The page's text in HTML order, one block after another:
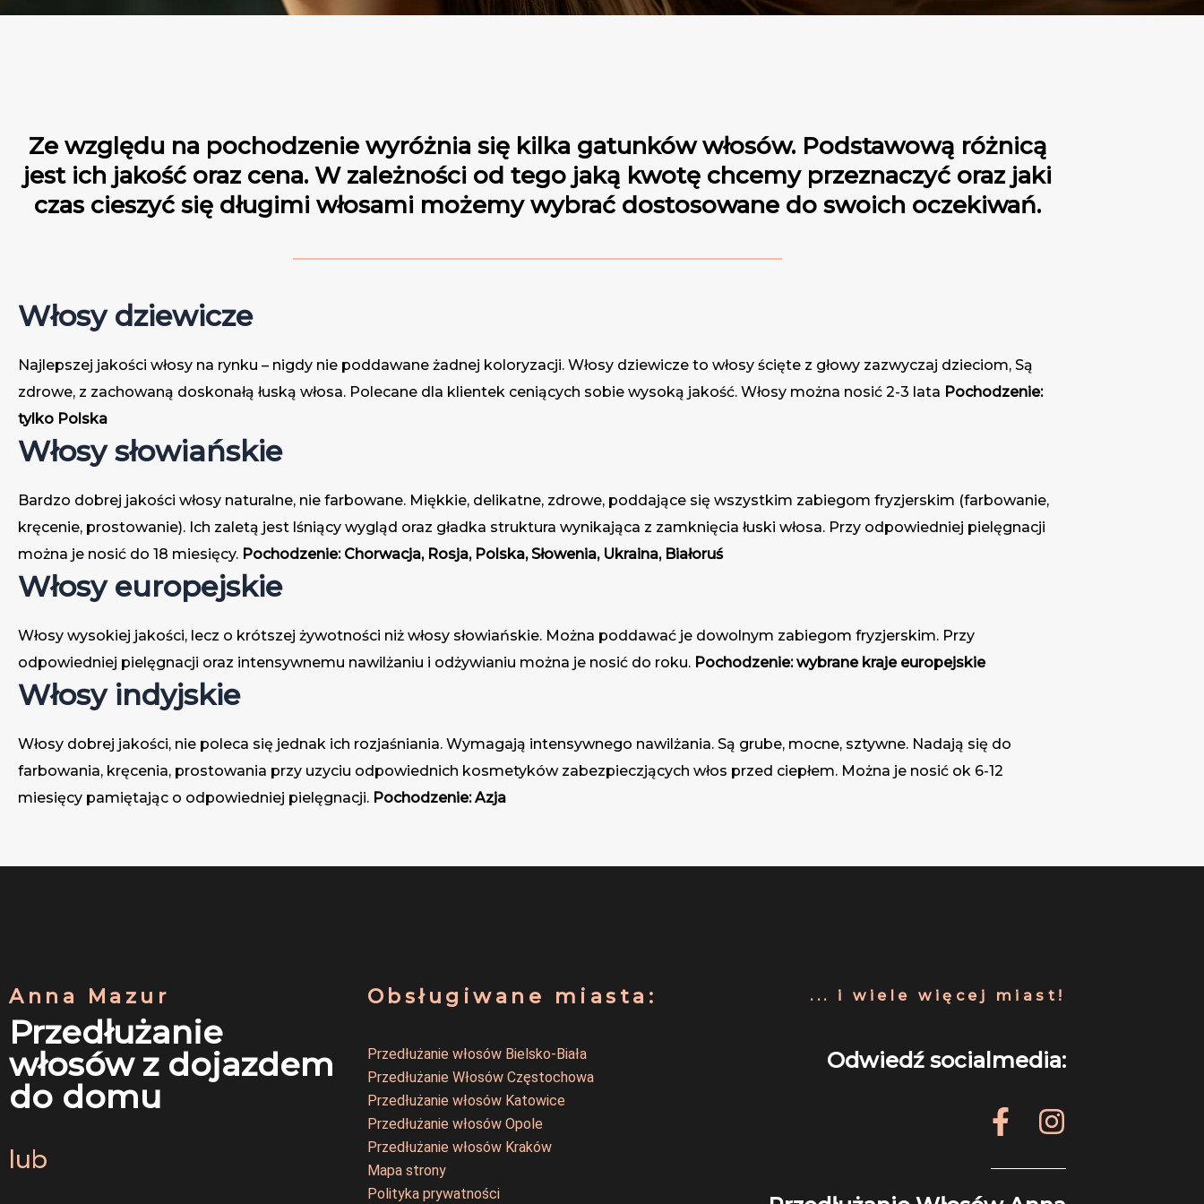
Ze względu na pochodzenie wyróżnia się kilka gatunków włosów. Podstawową różnicą
jest ich jakość oraz cena. W zależności od tego jaką kwotę chcemy przeznaczyć oraz jaki
czas cieszyć się długimi włosami możemy wybrać dostosowane do swoich oczekiwań.
Włosy dziewicze
Najlepszej jakości włosy na rynku – nigdy nie poddawane żadnej koloryzacji. Włosy dziewicze to włosy ścięte z głowy zazwyczaj dzieciom, Są
zdrowe, z zachowaną doskonałą łuską włosa. Polecane dla klientek ceniących sobie wysoką jakość. Włosy można nosić 2-3 lata Pochodzenie:
tylko Polska
Włosy słowiańskie
Bardzo dobrej jakości włosy naturalne, nie farbowane. Miękkie, delikatne, zdrowe, poddające się wszystkim zabiegom fryzjerskim (farbowanie,
kręcenie, prostowanie). Ich zaletą jest lśniący wygląd oraz gładka struktura wynikająca z zamknięcia łuski włosa. Przy odpowiedniej pielęgnacji
można je nosić do 18 miesięcy. Pochodzenie: Chorwacja, Rosja, Polska, Słowenia, Ukraina, Białoruś
Włosy europejskie
Włosy wysokiej jakości, lecz o krótszej żywotności niż włosy słowiańskie. Można poddawać je dowolnym zabiegom fryzjerskim. Przy
odpowiedniej pielęgnacji oraz intensywnemu nawilżaniu i odżywianiu można je nosić do roku. Pochodzenie: wybrane kraje europejskie
Włosy indyjskie
Włosy dobrej jakości, nie poleca się jednak ich rozjaśniania. Wymagają intensywnego nawilżania. Są grube, mocne, sztywne. Nadają się do
farbowania, kręcenia, prostowania przy uzyciu odpowiednich kosmetyków zabezpieczjących włos przed ciepłem. Można je nosić ok 6-12
miesięcy pamiętając o odpowiedniej pielęgnacji. Pochodzenie: Azja
Anna Mazur
Przedłużanie
włosów z dojazdem
do domu
lub
Obsługiwane miasta:
Przedłużanie włosów Bielsko-Biała
Przedłużanie Włosów Częstochowa
Przedłużanie włosów Katowice
Przedłużanie włosów Opole
Przedłużanie włosów Kraków
Mapa strony
Polityka prywatności
... i wiele więcej miast!
Odwiedź socialmedia:
F
a
c
e
I
n
s